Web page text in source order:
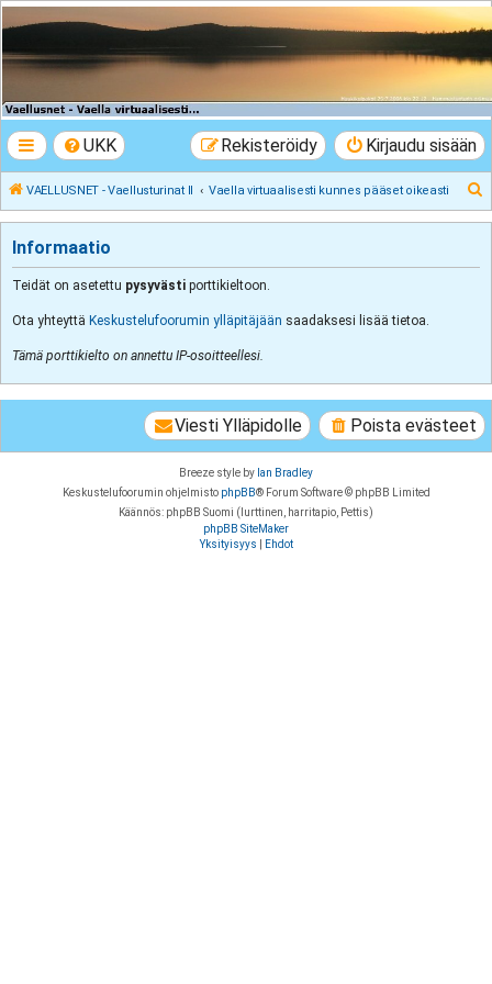
VAELLUSNET -
Vaellusturinat II
UKK Kirjaudu sisään
Rekisteröidy
VAELLUSNET - Vaellusturinat II Vaella virtuaalisesti kunnes pääset oikeasti
Informaatio
Teidät on asetettu pysyvästi porttikieltoon.
Ota yhteyttä Keskustelufoorumin ylläpitäjään saadaksesi lisää tietoa.
Tämä porttikielto on annettu IP-osoitteellesi.
Poista evästeet
Viesti Ylläpidolle
Breeze style by Ian Bradley
Keskustelufoorumin ohjelmisto phpBB® Forum Software © phpBB Limited
Käännös: phpBB Suomi (lurttinen, harritapio, Pettis)
phpBB SiteMaker
Yksityisyys
Ehdot